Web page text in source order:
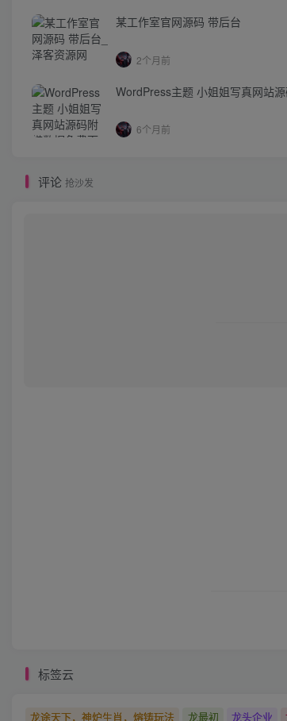
某工作室官网源码 带后台
2个月前
WordPress主题 小姐姐写真网站
6个月前
评论 抢沙发
标签云
龙途天下，神炉生肖，熔铸玩法 龙最初 龙头企业